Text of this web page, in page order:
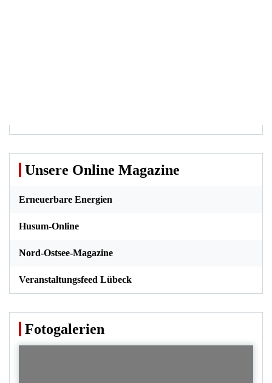
Unsere Online Magazine
Erneuerbare Energien
Husum-Online
Nord-Ostsee-Magazine
Veranstaltungsfeed Lübeck
Fotogalerien